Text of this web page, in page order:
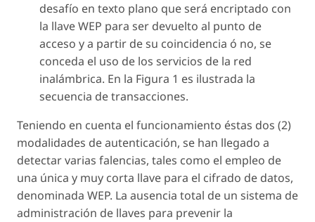
desafío en texto plano que será encriptado con
la llave WEP para ser devuelto al punto de
acceso y a partir de su coincidencia ó no, se
conceda el uso de los servicios de la red
inalámbrica. En la Figura 1 es ilustrada la
secuencia de transacciones.
Teniendo en cuenta el funcionamiento éstas dos (2)
modalidades de autenticación, se han llegado a
detectar varias falencias, tales como el empleo de
una única y muy corta llave para el cifrado de datos,
denominada WEP. La ausencia total de un sistema de
administración de llaves para prevenir la